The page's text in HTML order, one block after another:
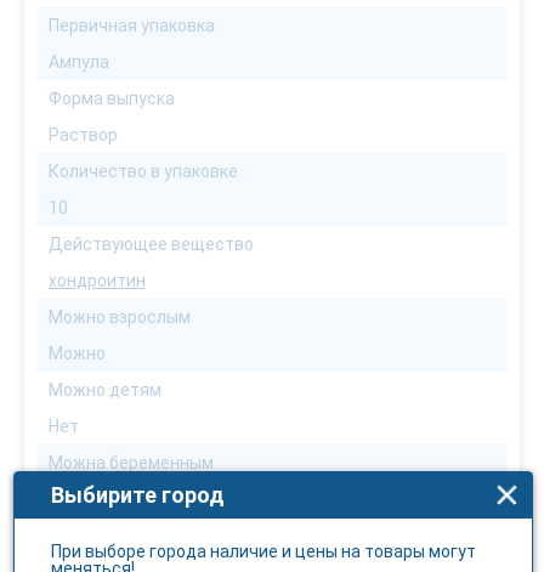
Первичная упаковка
Ампула
Форма выпуска
Раствор
Количество в упаковке
10
Действующее вещество
хондроитин
Можно взрослым
Можно
Можно детям
Нет
Можна беременным
Нет
Выбирите город
При выборе города наличие и цены на товары могут